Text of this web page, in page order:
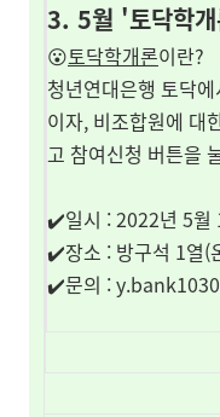
3. 5월 '토닥학
😮토닥학개론이란?
청년연대은행 토닥
이자, 비조합원에 대
고 참여신청 버튼을
✔️일시 : 2022년 5월
✔️장소 : 방구석 1열(
✔️문의 :